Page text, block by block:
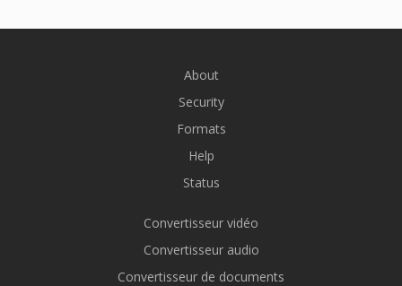
About
Security
Formats
Help
Status
Convertisseur vidéo
Convertisseur audio
Convertisseur de documents